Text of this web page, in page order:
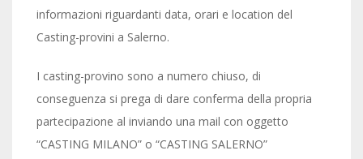
informazioni riguardanti data, orari e location del
Casting-provini a Salerno.
I casting-provino sono a numero chiuso, di
conseguenza si prega di dare conferma della propria
partecipazione al inviando una mail con oggetto
“CASTING MILANO” o “CASTING SALERNO”